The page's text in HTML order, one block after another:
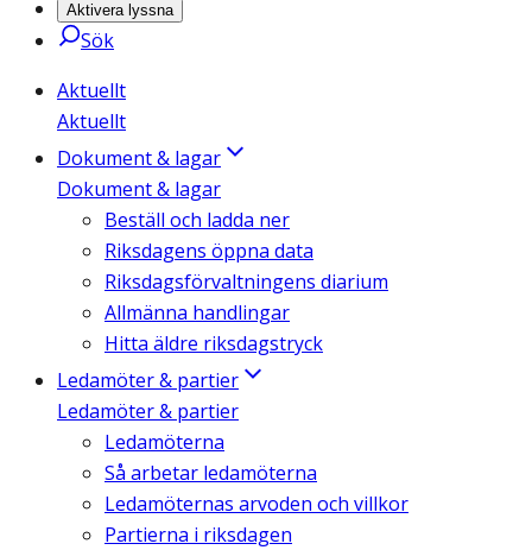
Aktivera lyssna
Sök
Aktuellt
Aktuellt
Dokument & lagar
Dokument & lagar
Beställ och ladda ner
Riksdagens öppna data
Riksdagsförvaltningens diarium
Allmänna handlingar
Hitta äldre riksdagstryck
Ledamöter & partier
Ledamöter & partier
Ledamöterna
Så arbetar ledamöterna
Ledamöternas arvoden och villkor
Partierna i riksdagen